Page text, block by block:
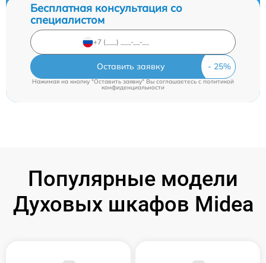
Бесплатная консультация со
специалистом
Оставить заявку
Нажимая на кнопку "Оставить заявку" Вы соглашаетесь cполитикой
конфиденциальности
Популярные модели
Духовых шкафов Midea